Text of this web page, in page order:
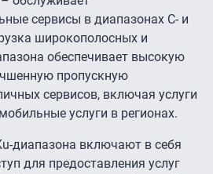
сервисы в диапазонах C- и
широкополосных и
обеспечивает высокую
пропускную
сервисов, включая услуги
услуги в регионах.
диапазона включают в себя
для предоставления услуг